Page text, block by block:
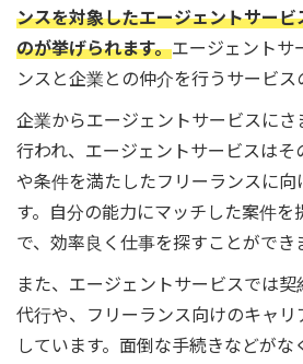
ンスを対象したエージェントサー
のが挙げられます。エージェントサ
ンスと企業との仲介を行うサービス
企業からエージェントサービスに
行われ、エージェントサービスはそ
や条件を満たしたフリーランスに向
す。自分の能力にマッチした案件を
で、効率良く仕事を探すことができ
また、エージェントサービスでは
代行や、フリーランス向けのキャ
しています。面倒な手続きなどが